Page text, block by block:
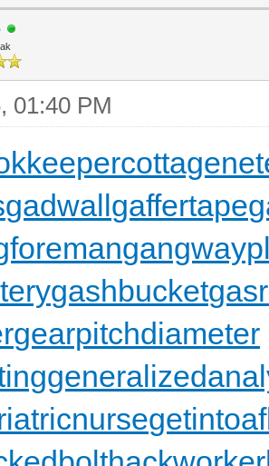
01:40 PM
cottagenet
gadwallgaffertape
gashbucket
gearpitchdiameter